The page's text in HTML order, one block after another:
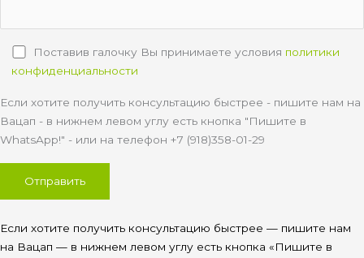
Поставив галочку Вы принимаете условия политики
конфиденциальности
Если хотите получить консультацию быстрее - пишите нам на
Вацап - в нижнем левом углу есть кнопка "Пишите в
WhatsApp!" - или на телефон +7 (918)358-01-29
Если хотите получить консультацию быстрее — пишите нам
на Вацап — в нижнем левом углу есть кнопка «Пишите в